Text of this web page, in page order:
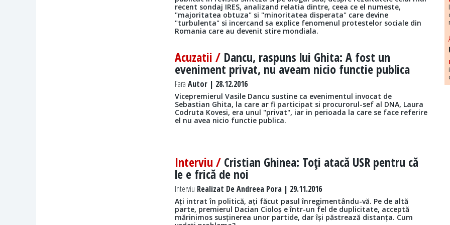
recent sondaj IRES, analizand relatia dintre, ceea ce el numeste,
"majoritatea obtuza" si "minoritatea disperata" care devine
"turbulenta" si incercand sa explice fenomenul protestelor sociale din
Romania care au devenit stire mondiala.
Acuzatii / Dancu, raspuns lui Ghita: A fost un
eveniment privat, nu aveam nicio functie publica
Fara Autor | 28.12.2016
Vicepremierul Vasile Dancu sustine ca evenimentul invocat de
Sebastian Ghita, la care ar fi participat si procurorul-sef al DNA, Laura
Codruta Kovesi, era unul "privat", iar in perioada la care se face referire
el nu avea nicio functie publica.
Interviu / Cristian Ghinea: Toţi atacă USR pentru că
le e frică de noi
Interviu Realizat De Andreea Pora | 29.11.2016
Ați intrat în politică, ați făcut pasul înregimentându-vă. Pe de altă
parte, premierul Dacian Cioloș e într-un fel de duplicitate, acceptă
mărinimos susținerea unor partide, dar își păstrează distanța. Cum